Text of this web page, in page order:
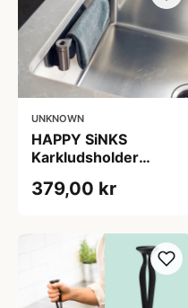
UNKNOWN
HAPPY SiNKS
Karkludsholder
379,00 kr